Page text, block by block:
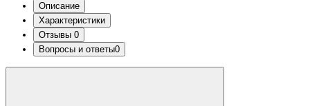
Описание
Характеристики
Отзывы 0
Вопросы и ответы0